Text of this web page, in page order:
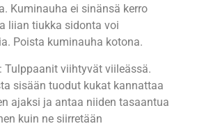
Kuminauha ei sinänsä kerro
liian tiukka sidonta voi
Poista kuminauha kotona.
Tulppaanit viihtyvät viileässä.
sisään tuodut kukat kannattaa
ajaksi ja antaa niiden tasaantua
kuin ne siirretään